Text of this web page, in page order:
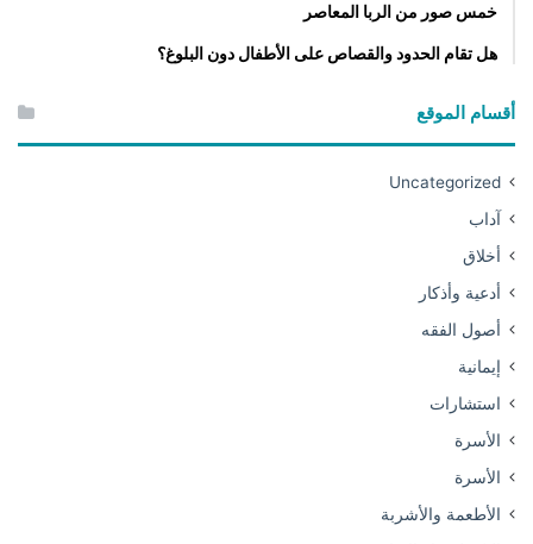
خمس صور من الربا المعاصر
هل تقام الحدود والقصاص على الأطفال دون البلوغ؟
أقسام الموقع
Uncategorized
آداب
أخلاق
أدعية وأذكار
أصول الفقه
إيمانية
استشارات
الأسرة
الأسرة
الأطعمة والأشربة